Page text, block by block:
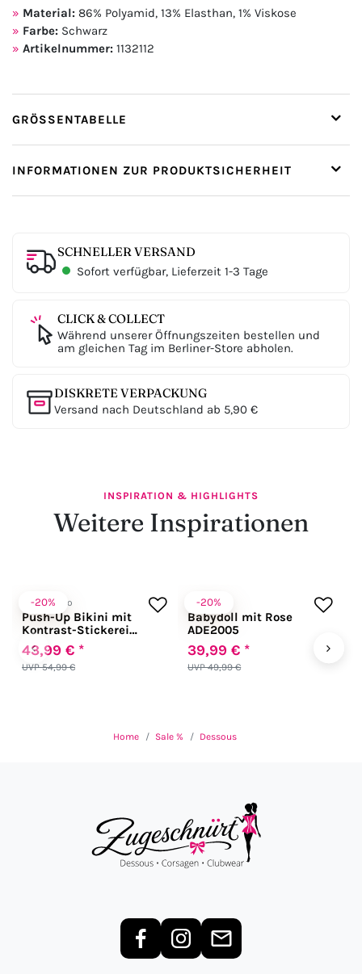
Material: 86% Polyamid, 13% Elasthan, 1% Viskose
Farbe: Schwarz
Artikelnummer: 1132112
GRÖSSENTABELLE
INFORMATIONEN ZUR PRODUKTSICHERHEIT
SCHNELLER VERSAND
Sofort verfügbar, Lieferzeit 1-3 Tage
CLICK & COLLECT
Während unserer Öffnungszeiten bestellen und
am gleichen Tag im Berliner-Store abholen.
DISKRETE VERPACKUNG
Versand nach Deutschland ab 5,90 €
INSPIRATION & HIGHLIGHTS
Weitere Inspirationen
‹
-20%
Anabel Arto
Push-Up Bikini mit
Kontrast-Stickerei
schwarz
UVP 54,99 €
43,99 € *
-20%
Andalea
Babydoll mit Rose
ADE2005
UVP 49,99 €
39,99 € * ›
Home Sale % Dessous